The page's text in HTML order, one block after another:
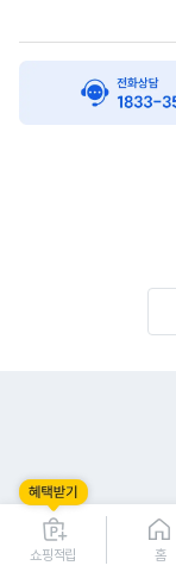
쇼핑적립 홈